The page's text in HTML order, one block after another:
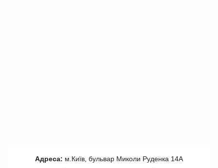
Адреса: м.Київ, бульвар Миколи Руденка 14А